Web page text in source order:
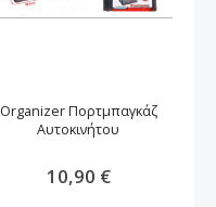
Organizer Πορτμπαγκάζ
Αυτοκινήτου
10,90 €